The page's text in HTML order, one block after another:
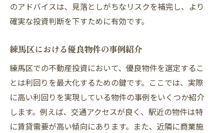
のアドバイスは、見落としがちなリスクを補完し、より
確実な投資判断を下すために有効です。
練馬区における優良物件の事例紹介
練馬区での不動産投資において、優良物件を選定するこ
とは利回りを最大化するための鍵です。ここでは、実際
に高い利回りを実現している物件の事例をいくつか紹介
します。例えば、交通アクセスが良く、駅近の物件は特
に賃貸需要が高い傾向にあります。また、近隣に商業施